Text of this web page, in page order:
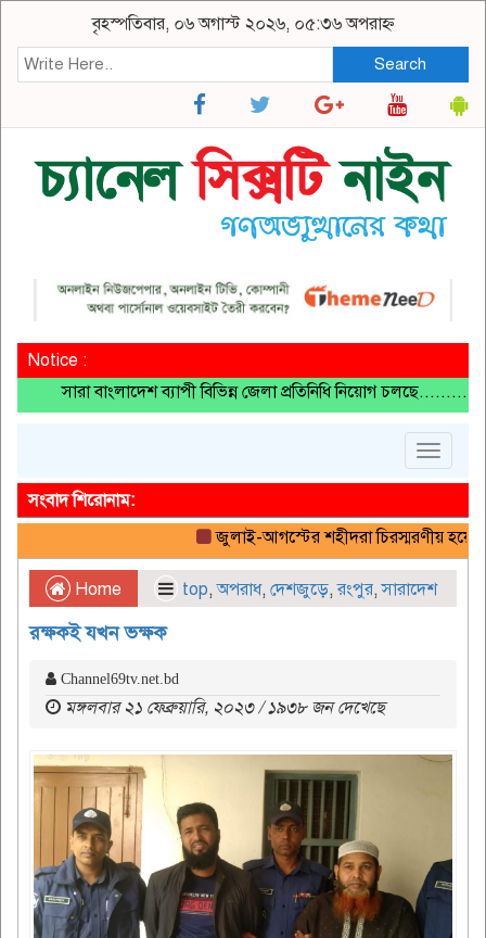
বৃহস্পতিবার, ০৬ অগাস্ট ২০২৬, ০৫:৩৬ অপরাহ্ন
Search
Notice :
বাংলাদেশ ব্যাপী বিভিন্ন জেলা প্রতিনিধি নিয়োগ
Toggle
সংবাদ শিরোনাম:
জুলাই-আগস্টের শহীদরা চিরস্মরণীয় হয়ে
Home top,অপরাধ, দেশজুড়ে,রংপুর,সারাদেশ
রক্ষকই যখন ভক্ষক
Channel69tv.net.bd
মঙ্গলবার ২১ ফেব্রুয়ারি, ২০২৩ / ১৯৩৮ জন দেখেছে